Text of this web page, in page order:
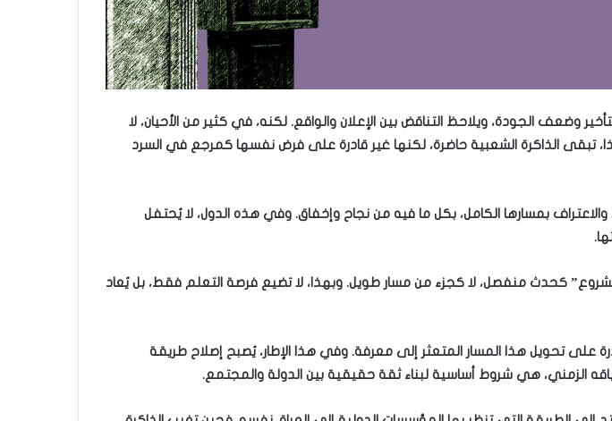
وضعف الجودة، ويلاحظ التناقض بين الإعلان والواقع. لكنه، في كثير من الأحيان، لا
تبقى الذاكرة الشعبية حاضرة، لكنها غير قادرة على فرض نفسها كمرجع في السرد
والاعتراف بمسارها الكامل، بكل ما فيه من نجاح وإخفاق. وفي هذه الدول، لا يُحتفل
كحدث منفصل، لا كجزء من مسار طويل. وبهذا، لا تضيع فرصة التعلم فقط، بل يُعاد
تحويل هذا المسار المتعثر إلى معرفة. وفي هذا الإطار، يُصبح إصلاح طريقة
بسياقه الزمني، هي شروط أساسية لبناء ثقة حقيقية بين الدولة والمجتمع.